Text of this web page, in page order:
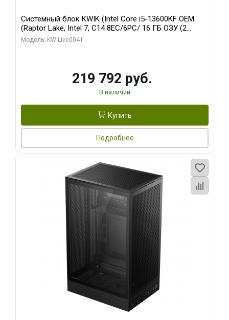
Системный блок KWIK (Intel Core i5-13600KF OEM
(Raptor Lake, Intel 7, C14 8EC/6PC/ 16 ГБ ОЗУ (2
модуля)/ Palit RTX5080 GAMINGPRO OC 16GB GDDR7
Модель: KW-Live0041
219 792 руб.
В наличии
Купить
Подробнее